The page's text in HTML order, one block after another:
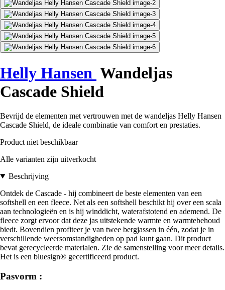
Helly Hansen Wandeljas
Cascade Shield
Bevrijd de elementen met vertrouwen met de wandeljas Helly Hansen
Cascade Shield, de ideale combinatie van comfort en prestaties.
Product niet beschikbaar
Alle varianten zijn uitverkocht
Beschrijving
Ontdek de Cascade - hij combineert de beste elementen van een
softshell en een fleece. Net als een softshell beschikt hij over een scala
aan technologieën en is hij winddicht, waterafstotend en ademend. De
fleece zorgt ervoor dat deze jas uitstekende warmte en warmtebehoud
biedt. Bovendien profiteer je van twee bergjassen in één, zodat je in
verschillende weersomstandigheden op pad kunt gaan. Dit product
bevat gerecycleerde materialen. Zie de samenstelling voor meer details.
Het is een bluesign® gecertificeerd product.
Pasvorm :